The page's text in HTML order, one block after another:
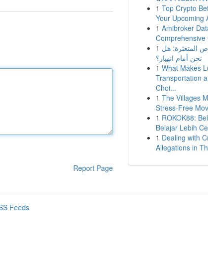
Report Page
1 Top Crypto
Your Upcoming
1 Amibroker
Comprehensive
1 المتعثرة: هل
نحن أمام انهيار؟
1 What Makes
Transportation
Choi...
1 The Villages
Stress-Free
1 ROKOK88:
Belajar Lebih
1 Dealing with
Allegations in
Feeds